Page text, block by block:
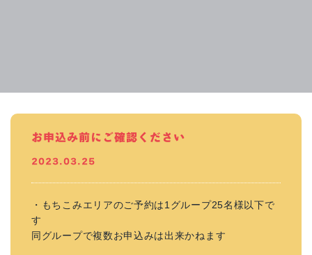
お申込み前にご確認ください
2023.03.25
・もちこみエリアのご予約は1グループ25名様以下で
す
同グループで複数お申込みは出来かねます